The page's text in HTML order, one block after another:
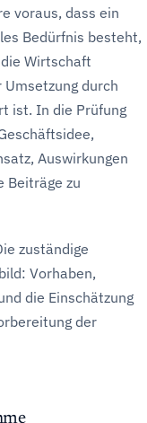
voraus, dass ein
Bedürfnis besteht,
Wirtschaft
durch
ist. In die Prüfung
Auswirkungen
Beiträge zu
zuständige
Vorhaben,
die Einschätzung
der